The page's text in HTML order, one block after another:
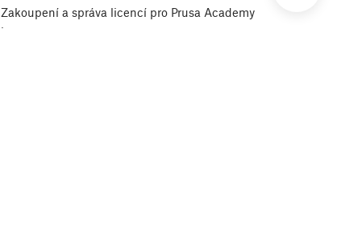
Zakoupení a správa licencí pro Prusa Academy
kurzy